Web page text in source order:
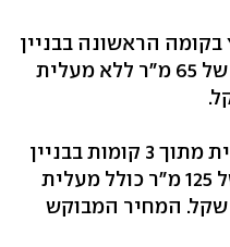
בקומה הראשונה בבניין
משותף ברחוב סירקין, בשטח של 65 מ"ר ללא מעלית
דירת 5 חדרים בקומה השלישית מתוך 3 קומות בבניין
משותף ברחוב המרי, בשטח של 125 מ"ר כולל מעלית
ב-3.365 מיליון שקל. המחיר המבוקש